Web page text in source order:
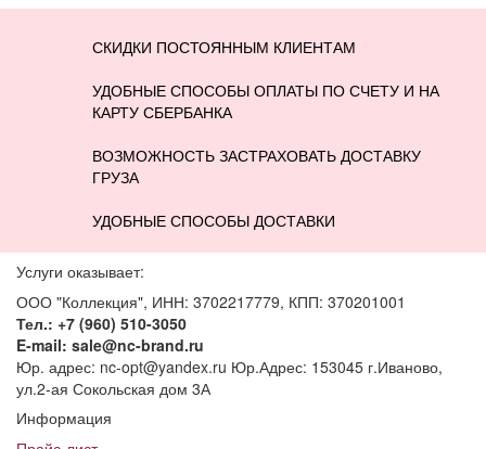
СКИДКИ ПОСТОЯННЫМ КЛИЕНТАМ
УДОБНЫЕ СПОСОБЫ ОПЛАТЫ ПО СЧЕТУ И НА
КАРТУ СБЕРБАНКА
ВОЗМОЖНОСТЬ ЗАСТРАХОВАТЬ ДОСТАВКУ
ГРУЗА
УДОБНЫЕ СПОСОБЫ ДОСТАВКИ
Услуги оказывает:
ООО "Коллекция", ИНН: 3702217779, КПП: 370201001
Тел.: +7 (960) 510-3050
E-mail: sale@nc-brand.ru
Юр. адрес: nc-opt@yandex.ru Юр.Адрес: 153045 г.Иваново,
ул.2-ая Сокольская дом 3А
Информация